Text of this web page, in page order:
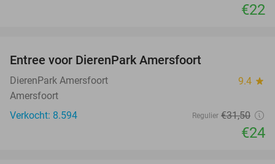
€22
Entree voor DierenPark Amersfoort
DierenPark Amersfoort 9.4 star
Amersfoort
Verkocht: 8.594
Regulier €31,50
€24